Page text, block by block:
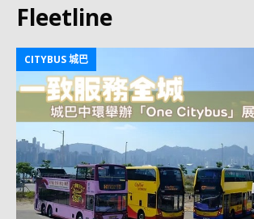
Fleetline
CITYBUS 城巴